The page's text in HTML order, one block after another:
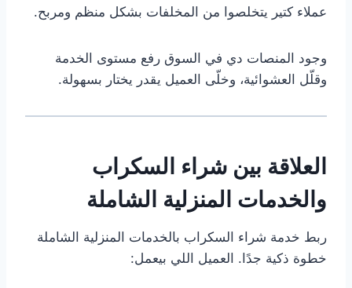
عملاء كتير يتخلصوا من المخلفات بشكل منظم ومربح.
وجود المنصات دي في السوق رفع مستوى الخدمة
وقلّل العشوائية، وخلّى العميل يقدر يختار بسهولة.
العلاقة بين شراء السكراب
والخدمات المنزلية الشاملة
ربط خدمة شراء السكراب بالخدمات المنزلية الشاملة
خطوة ذكية جدًا. العميل اللي بيعمل: